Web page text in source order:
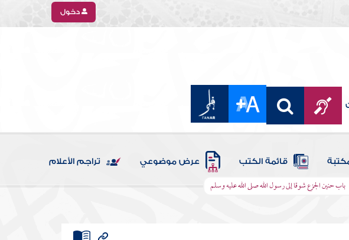
دخول
قائمة الكتب عرض موضوعي تراجم الأعلام
باب حنين الجزع شوقا إلى رسول الله صلى الله عليه وسلم